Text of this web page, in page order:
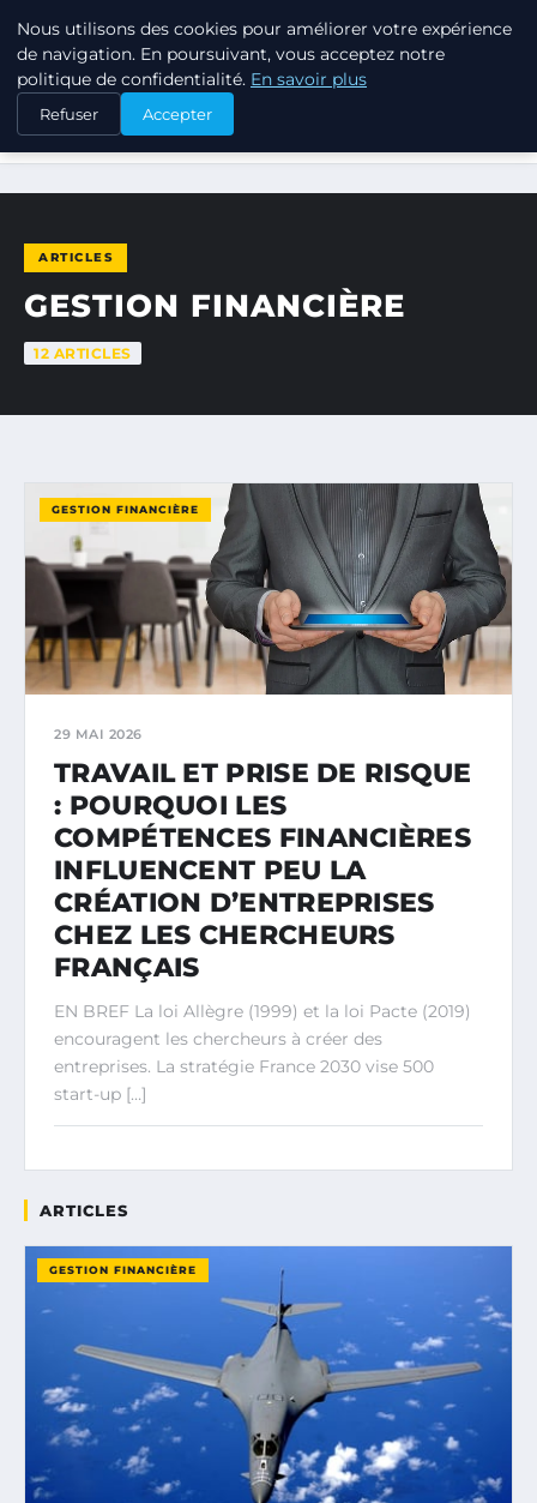
TUEZ-LES TOUS
ACCUEIL GESTION FINANCIÈRE
ARTICLES
GESTION FINANCIÈRE
12 ARTICLES
GESTION FINANCIÈRE
29 MAI 2026
TRAVAIL ET PRISE DE RISQUE
: POURQUOI LES
COMPÉTENCES FINANCIÈRES
INFLUENCENT PEU LA
CRÉATION D’ENTREPRISES
CHEZ LES CHERCHEURS
FRANÇAIS
EN BREF La loi Allègre (1999) et la loi Pacte (2019)
encouragent les chercheurs à créer des
entreprises. La stratégie France 2030 vise 500
start-up […]
ARTICLES
GESTION FINANCIÈRE
Nous utilisons des cookies pour améliorer votre expérience
de navigation. En poursuivant, vous acceptez notre
politique de confidentialité. En savoir plus
Refuser Accepter